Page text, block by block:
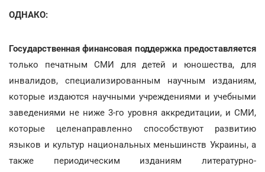
ОДНАКО:
Государственная финансовая поддержка предоставляется
только печатным СМИ для детей и юношества, для
инвалидов, специализированным научным изданиям,
которые издаются научными учреждениями и учебными
заведениями не ниже 3-го уровня аккредитации, и СМИ,
которые целенаправленно способствуют развитию
языков и культур национальных меньшинств Украины, а
также периодическим изданиям литературно-